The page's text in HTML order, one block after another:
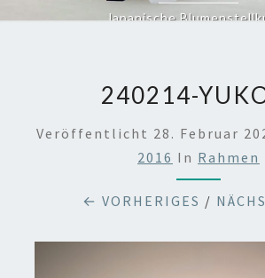
Japanische
240214-
Veröffentlicht 28. Februar
2016 In Rahmen
← VORHERIGES /